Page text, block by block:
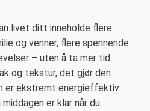
livet ditt inneholde flere
og venner, flere spennende
– uten å ta mer tid.
og tekstur, det gjør den
er ekstremt energieffektiv.
er klar når du